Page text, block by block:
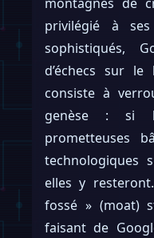
privilégié à
sophistiqués,
d’échecs sur
consiste à
genèse : si
prometteuses
technologiques
elles y
fossé » (moat)
faisant de